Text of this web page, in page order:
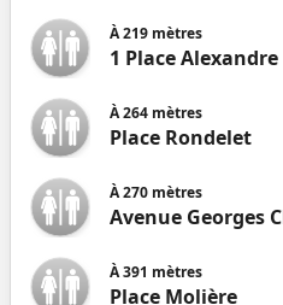
À219 mètres
1 Place
À264 mètres
Place Rondelet
À270 mètres
Avenue Georges
À391 mètres
Place Molière